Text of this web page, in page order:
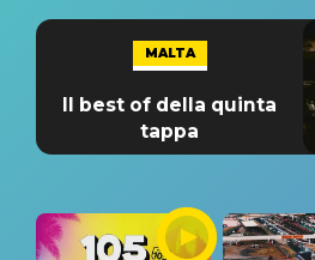
MALTA
Il best of della quinta
tappa